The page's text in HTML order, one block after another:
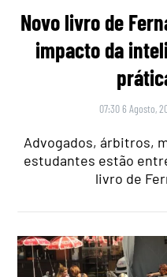
Novo livro de
impacto da
07:30 6 Agosto,
Advogados, árbitros,
estudantes estão
livro de